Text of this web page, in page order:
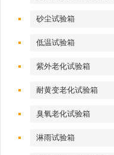
砂尘试验箱
低温试验箱
紫外老化试验箱
耐黄变老化试验箱
臭氧老化试验箱
淋雨试验箱